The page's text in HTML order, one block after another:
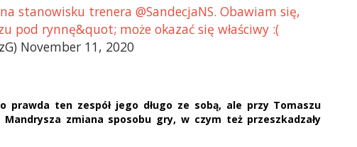
stanowisku trenera @SandecjaNS. Obawiam się,
pod rynnę&quot; może okazać się właściwy :(
November 11, 2020
ten zespół jego długo ze sobą, ale przy Tomaszu
zmiana sposobu gry, w czym też przeszkadzały